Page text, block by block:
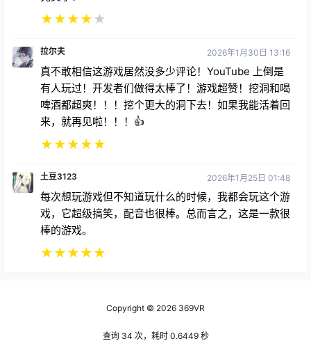
★★★★★
拉尔夫 2026年1月30日 13:16
真不敢相信这游戏居然没多少评论！YouTube 上倒是
有人玩过！开发者们做得太棒了！游戏超赞！挖洞和喝
啤酒都超爽！！！挖个更大的洞下去！如果我能活着回
来，就再见啦！！！👍
★★★★★
土豆3123 2026年1月25日 01:48
每次想玩游戏但不知道玩什么的时候，我都会玩这个游
戏，它超级搞笑，配音也很棒。总而言之，这是一款很
棒的游戏。
★★★★★
Copyright © 2026 369VR
查询 34 次，耗时 0.6449 秒